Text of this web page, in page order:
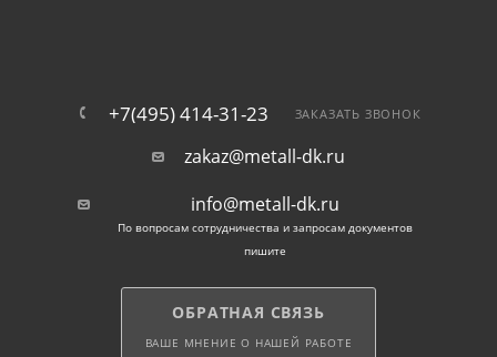
+7(495) 414-31-23 ЗАКАЗАТЬ ЗВОНОК
zakaz@metall-dk.ru
info@metall-dk.ru
По вопросам сотрудничества и запросам документов
пишите
ОБРАТНАЯ СВЯЗЬ
ВАШЕ МНЕНИЕ О НАШЕЙ РАБОТЕ